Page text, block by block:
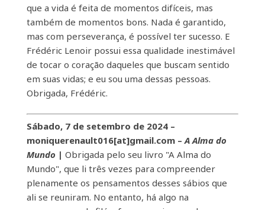
que a vida é feita de momentos difíceis, mas
também de momentos bons. Nada é garantido,
mas com perseverança, é possível ter sucesso. E
Frédéric Lenoir possui essa qualidade inestimável
de tocar o coração daqueles que buscam sentido
em suas vidas; e eu sou uma dessas pessoas.
Obrigada, Frédéric.
Sábado, 7 de setembro de 2024 –
moniquerenault016[at]gmail.com –A Alma do
Mundo | Obrigada pelo seu livro "A Alma do
Mundo", que li três vezes para compreender
plenamente os pensamentos desses sábios que
ali se reuniram. No entanto, há algo na